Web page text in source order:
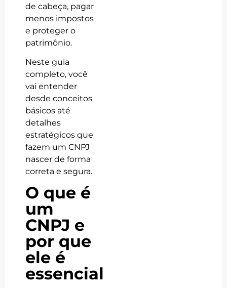
de cabeça, pagar
menos impostos
e proteger o
patrimônio.
Neste guia
completo, você
vai entender
desde conceitos
básicos até
detalhes
estratégicos que
fazem um CNPJ
nascer de forma
correta e segura.
O que é
um
CNPJ e
por que
ele é
essencial